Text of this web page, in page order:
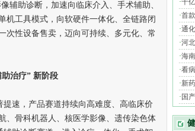
辅助诊断，加速向临床介入、手术辅助、
机工具模式，向软硬件一体化、全链路闭
次性设备售卖，迈向可持续、多元化、常
治疗” 新阶段
速，产品赛道持续向高难度、高临床价
、骨科机器人、核医学影像、遗传染色体